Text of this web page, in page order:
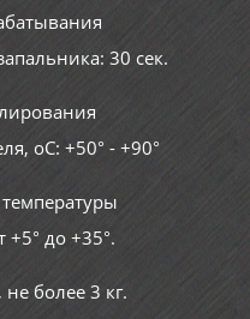
30 сек.
оС: +50° - +90°
до +35°.
более 3 кг.